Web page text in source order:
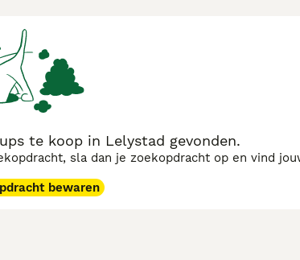
te koop in Lelystad gevonden.
sla dan je zoekopdracht op en vind
bewaren